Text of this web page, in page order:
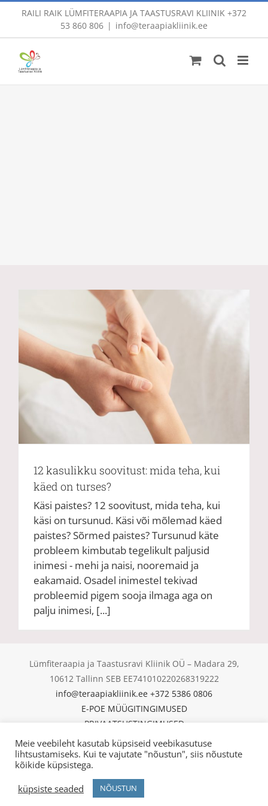
content
RAILI RAIK LÜMFITERAAPIA JA TAASTUSRAVI KLIINIK +372
53 860 806 | info@teraapiakliinik.ee
12 kasulikku soovitust: mida teha, kui
käed on turses?
Käsi paistes? 12 soovitust, mida teha, kui
käsi on tursunud. Käsi või mõlemad käed
paistes? Sõrmed paistes? Tursunud käte
probleem kimbutab tegelikult paljusid
inimesi - mehi ja naisi, nooremaid ja
eakamaid. Osadel inimestel tekivad
probleemid pigem sooja ilmaga aga on
palju inimesi, [...]
Lümfiteraapia ja Taastusravi Kliinik OÜ – Madara 29,
10612 Tallinn SEB EE741010220268319222
info@teraapiakliinik.ee +372 5386 0806
E-POE MÜÜGITINGIMUSED
PRIVAATSUSTINGIMUSED
KÜPSISED
© Copyright 2025 | Lümfiteraapia ja Taastusravi Kliinik
OÜ | All Rights Reserved |
Facebook
Meie veebileht kasutab küpsiseid veebikasutuse
lihtsustamiseks. Kui te vajutate "nõustun", siis nõustute
kõikide küpsistega.
küpsiste seaded
NÕUSTUN